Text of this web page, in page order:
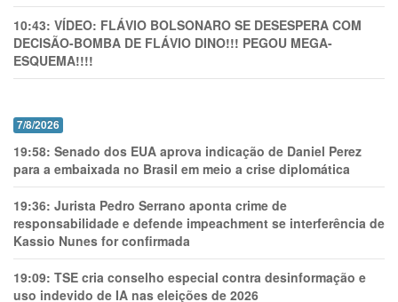
10:43: VÍDEO: FLÁVIO BOLSONARO SE DESESPERA COM
DECISÃO-BOMBA DE FLÁVIO DINO!!! PEGOU MEGA-
ESQUEMA!!!!
7/8/2026
19:58: Senado dos EUA aprova indicação de Daniel Perez
para a embaixada no Brasil em meio a crise diplomática
19:36: Jurista Pedro Serrano aponta crime de
responsabilidade e defende impeachment se interferência de
Kassio Nunes for confirmada
19:09: TSE cria conselho especial contra desinformação e
uso indevido de IA nas eleições de 2026